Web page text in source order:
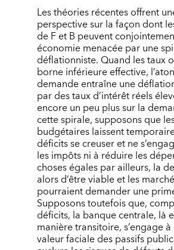
Les théories récentes offrent
perspective sur la façon dont
de F et B peuvent
économie menacée par une
déflationniste. Quand les taux
borne inférieure effective,
demande entraîne une
par des taux d’intérêt réels
encore un peu plus sur la
cette spirale, supposons que
budgétaires laissent
déficits se creuser et ne
les impôts ni à réduire les
choses égales par ailleurs, la
alors d’être viable et les
pourraient demander une
Supposons toutefois que,
déficits, la banque centrale, là
manière transitoire, s’engage
valeur faciale des passifs